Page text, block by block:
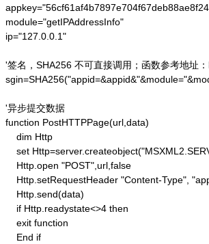
module="getIPAddressInfo"
ip="127.0.0.1"
'签名，SHA256 不可直接调用；函数参考地址
'异步提交数据
function PostHTTPPage(url,data)
    dim Http
set
    Http.open "POST",url,false
Http.setRequestHeader "Content-Type",
    Http.send(data)
    if Http.readystate<>4 then
    exit function
    End if